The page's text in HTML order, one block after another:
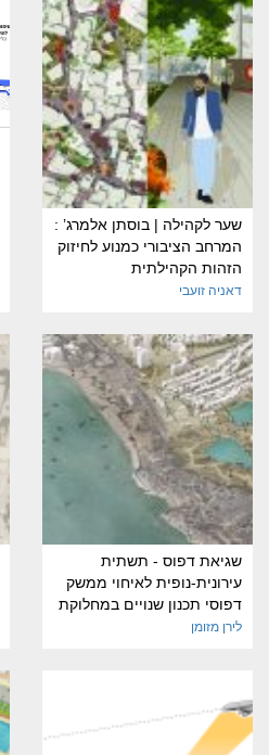
שער לקהילה | בוסתן אלמרג’ :
המרחב הציבורי כמנוע לחיזוק
הזהות הקהילתית
דאניה זועבי
שגיאת דפוס - תשתית
עירונית-נופית לאיחוי ממשק
דפוסי תכנון שנויים במחלוקת
לירן מזומן